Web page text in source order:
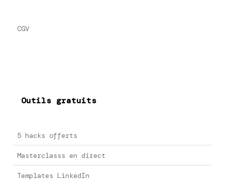
CGV
Outils gratuits
5 hacks offerts
Masterclasss en direct
Templates LinkedIn